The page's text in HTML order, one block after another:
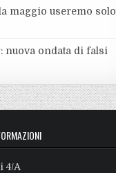
maggio useremo solo
nuova ondata di falsi
4/A